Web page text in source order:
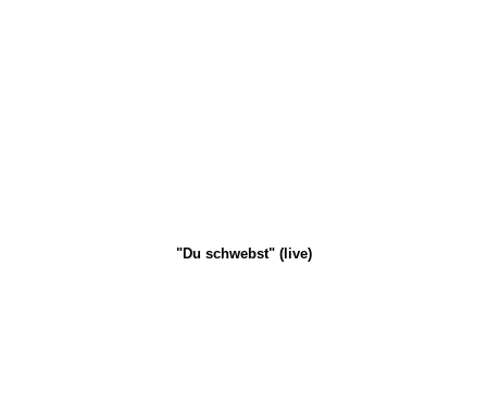
"Du schwebst" (live)